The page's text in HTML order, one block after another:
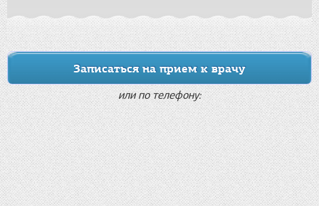
Записаться на прием к врачу
или по телефону: